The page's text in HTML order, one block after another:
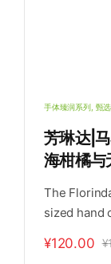
手体臻润系列, 甄
芳琳达|
海柑橘与
The
sized hand
¥
¥120.00